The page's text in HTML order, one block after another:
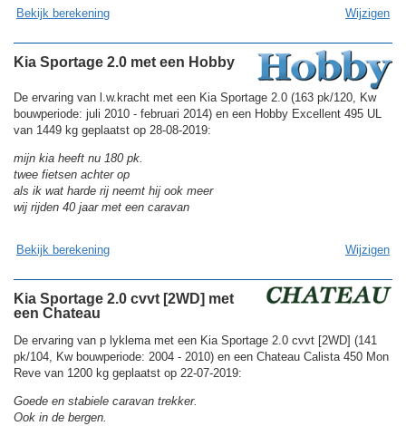
Bekijk berekening Wijzigen
Kia Sportage 2.0 met een Hobby
De ervaring van l.w.kracht met een Kia Sportage 2.0 (163 pk/120, Kw
bouwperiode: juli 2010 - februari 2014) en een Hobby Excellent 495 UL
van 1449 kg geplaatst op 28-08-2019:
mijn kia heeft nu 180 pk.
twee fietsen achter op
als ik wat harde rij neemt hij ook meer
wij rijden 40 jaar met een caravan
Bekijk berekening Wijzigen
Kia Sportage 2.0 cvvt [2WD] met
een Chateau
De ervaring van p lyklema met een Kia Sportage 2.0 cvvt [2WD] (141
pk/104, Kw bouwperiode: 2004 - 2010) en een Chateau Calista 450 Mon
Reve van 1200 kg geplaatst op 22-07-2019:
Goede en stabiele caravan trekker.
Ook in de bergen.